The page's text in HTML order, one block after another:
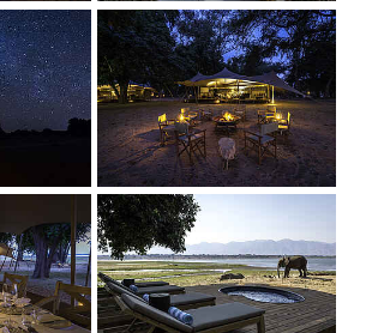
Show larger version
Show larger version